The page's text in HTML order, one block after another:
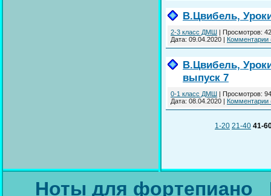
В.Цвибель,
2-3 класс ДМШ Просмотров:
Дата: 09.04.2020 Комментарии
В.Цвибель,
выпуск 7
0-1 класс ДМШ Просмотров:
Дата: 08.04.2020 Комментарии
1-20 21-40 41-
Ноты для фортепиано